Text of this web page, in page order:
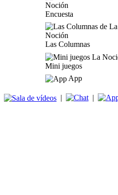
Encuesta
Las Columnas
Mini juegos
App
| |